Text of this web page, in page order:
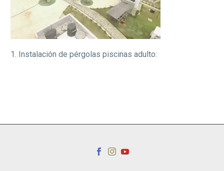
1. Instalación de pérgolas piscinas adulto: